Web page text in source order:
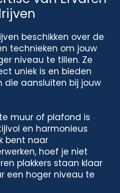
beschikken over de
technieken om jouw
niveau te tillen. Ze
uniek is en bieden
die aansluiten bij jouw
muur of plafond is
en harmonieus
bent naar
hoef je niet
plakkers staan klaar
een hoger niveau te